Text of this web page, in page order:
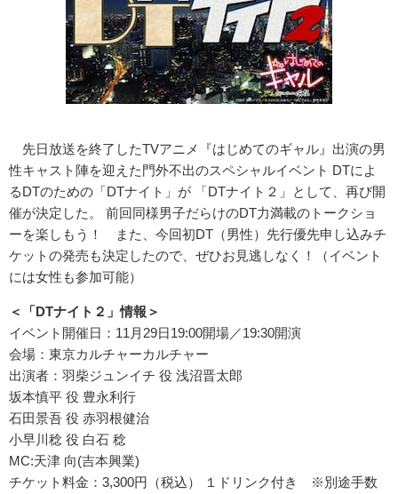
先日放送を終了したTVアニメ『はじめてのギャル』出演の男
性キャスト陣を迎えた門外不出のスペシャルイベント DTによ
るDTのための「DTナイト」が 「DTナイト２」として、再び開
催が決定した。 前回同様男子だらけのDT力満載のトークショ
ーを楽しもう！ また、今回初DT（男性）先行優先申し込みチ
ケットの発売も決定したので、ぜひお見逃しなく！（イベント
には女性も参加可能）
＜「DTナイト２」情報＞
イベント開催日：11月29日19:00開場／19:30開演
会場：東京カルチャーカルチャー
出演者：羽柴ジュンイチ 役 浅沼晋太郎
坂本慎平 役 豊永利行
石田景吾 役 赤羽根健治
小早川稔 役 白石 稔
MC:天津 向(吉本興業)
チケット料金：3,300円（税込） １ドリンク付き ※別途手数